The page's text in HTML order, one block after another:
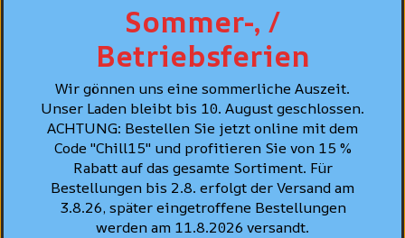
Taper Jeans, bleu
clair délavé "Call
It Off"
CHF 129.90
LEVI'S® Jeans Shirt
Standard Fit, Bleu
clair "Esta Noche"
CHF 99.90
Sommer-, /
Betriebsferien
Wir gönnen uns eine sommerliche Auszeit.
Unser Laden bleibt bis 10. August geschlossen.
ACHTUNG: Bestellen Sie jetzt online mit dem
Code "Chill15" und profitieren Sie von 15 %
Rabatt auf das gesamte Sortiment. Für
Bestellungen bis 2.8. erfolgt der Versand am
3.8.26, später eingetroffene Bestellungen
werden am 11.8.2026 versandt.